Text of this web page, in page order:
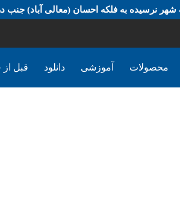
نرسیده به فلکه احسان (معالی آباد) جنب
محصولات آموزشی دانلود قبل از